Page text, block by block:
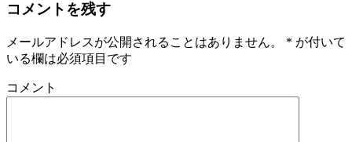
コメントを残す
メールアドレスが公開されることはありません。 * が付いて
いる欄は必須項目です
コメント